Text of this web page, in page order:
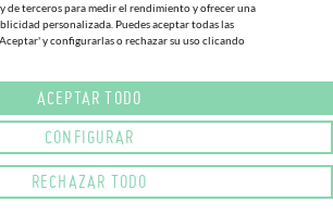
esta cookie, nos ayuda a mejorar aún
a nuestros socios publicitarios enviarle
y personalizados.
de cookies en este sitio web en nuestra
de terceros para medir el rendimiento y ofrecer una
personalizada. Puedes aceptar todas las
y configurarlas o rechazar su uso clicando
ACEPTAR TODO
CONFIGURAR
RECHAZAR TODO